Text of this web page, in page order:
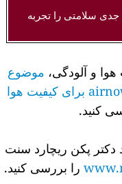
سلامتی را تجربه
و آلودگی، موضوع
راهنمای airnow برای کیفیت هوا
کنید.
دکتر پکن ریچارد سنت
را بررسی کنید.